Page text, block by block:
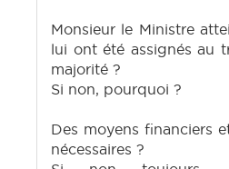
Monsieur le Ministre
lui ont été assignés au
majorité ?
Si non, pourquoi ?
Des moyens financiers
nécessaires ?